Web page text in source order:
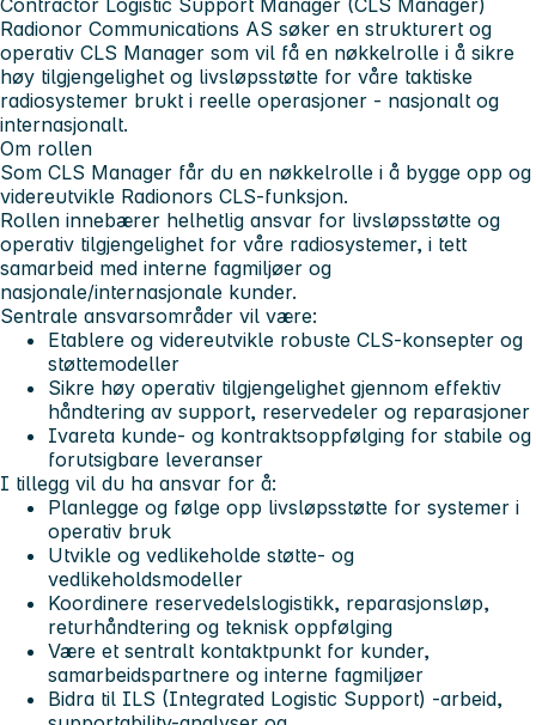
Contractor Logistic Support Manager (CLS Manager)
Radionor Communications AS søker en strukturert og
operativ CLS Manager som vil få en nøkkelrolle i å sikre
høy tilgjengelighet og livsløpsstøtte for våre taktiske
radiosystemer brukt i reelle operasjoner - nasjonalt og
internasjonalt.
Om rollen
Som CLS Manager får du en nøkkelrolle i å bygge opp og
videreutvikle Radionors CLS-funksjon.
Rollen innebærer helhetlig ansvar for livsløpsstøtte og
operativ tilgjengelighet for våre radiosystemer, i tett
samarbeid med interne fagmiljøer og
nasjonale/internasjonale kunder.
Sentrale ansvarsområder vil være:
Etablere og videreutvikle robuste CLS-konsepter og
støttemodeller
Sikre høy operativ tilgjengelighet gjennom effektiv
håndtering av support, reservedeler og reparasjoner
Ivareta kunde- og kontraktsoppfølging for stabile og
forutsigbare leveranser
I tillegg vil du ha ansvar for å:
Planlegge og følge opp livsløpsstøtte for systemer i
operativ bruk
Utvikle og vedlikeholde støtte- og
vedlikeholdsmodeller
Koordinere reservedelslogistikk, reparasjonsløp,
returhåndtering og teknisk oppfølging
Være et sentralt kontaktpunkt for kunder,
samarbeidspartnere og interne fagmiljøer
Bidra til ILS (Integrated Logistic Support) -arbeid,